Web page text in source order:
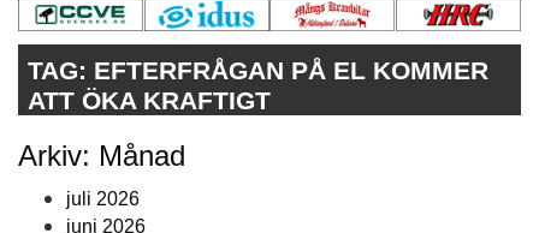
PRENUMERERA
ANNONSERA
TAG: EFTERFRÅGAN PÅ EL KOMMER
ATT ÖKA KRAFTIGT
Arkiv: Månad
juli 2026
juni 2026